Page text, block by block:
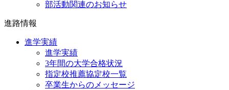
部活動関連のお知らせ
進路情報
進学実績
進学実績
3年間の大学合格状況
指定校推薦協定校一覧
卒業生からのメッセージ